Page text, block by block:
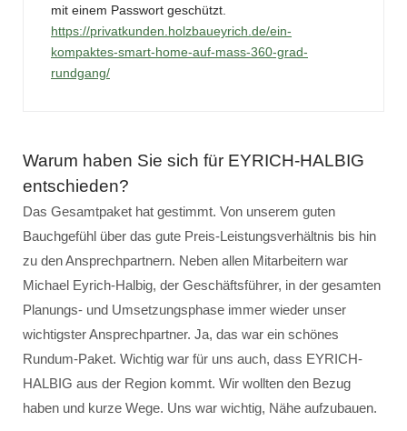
mit einem Passwort geschützt.
https://privatkunden.holzbaueyrich.de/ein-
kompaktes-smart-home-auf-mass-360-grad-
rundgang/
Warum haben Sie sich für EYRICH-HALBIG
entschieden?
Das Gesamtpaket hat gestimmt. Von unserem guten
Bauchgefühl über das gute Preis-Leistungsverhältnis bis hin
zu den Ansprechpartnern. Neben allen Mitarbeitern war
Michael Eyrich-Halbig, der Geschäftsführer, in der gesamten
Planungs- und Umsetzungsphase immer wieder unser
wichtigster Ansprechpartner. Ja, das war ein schönes
Rundum-Paket. Wichtig war für uns auch, dass EYRICH-
HALBIG aus der Region kommt. Wir wollten den Bezug
haben und kurze Wege. Uns war wichtig, Nähe aufzubauen.